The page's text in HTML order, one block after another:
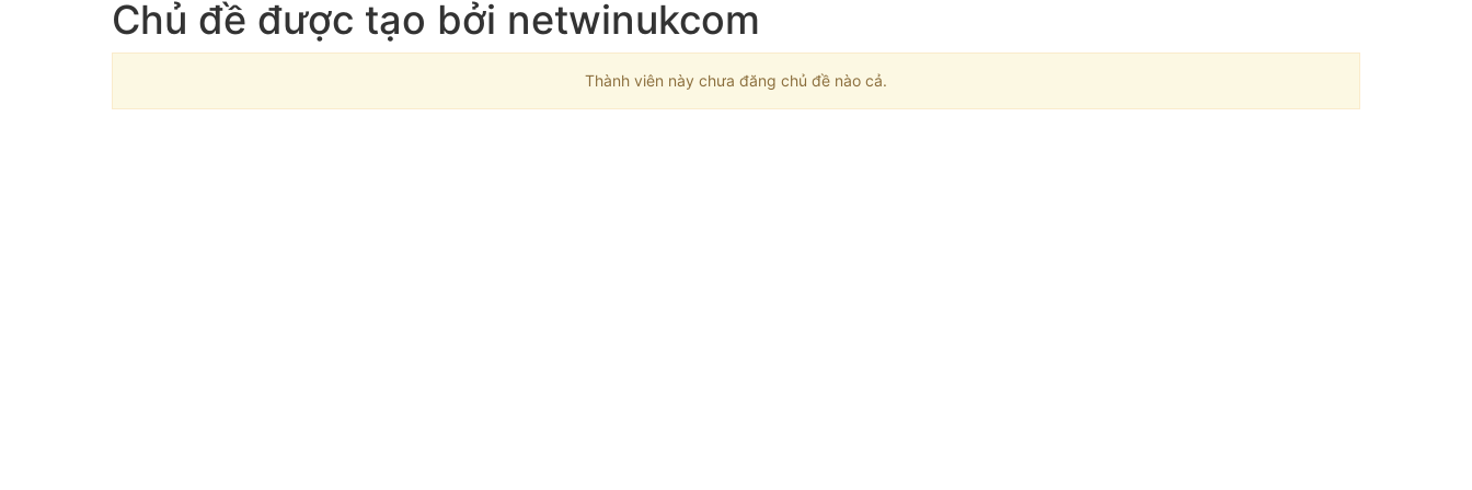
Chủ đề được tạo bởi netwinukcom
Thành viên này chưa đăng chủ đề nào cả.